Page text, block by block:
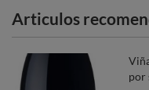
Articulos
por